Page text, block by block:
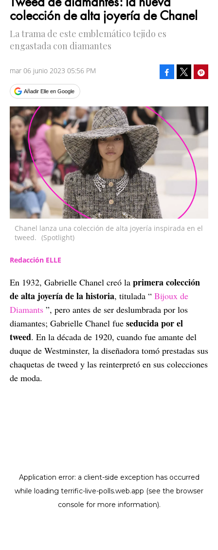
colección de alta joyería de Chanel
La trama de este emblemático tejido es
engastada con diamantes
mar 06 junio 2023 05:56 PM
Añadir Elle en Google
Facebook
Chanel lanza una colección de alta joyería inspirada en el
tweed. (Spotlight)
Redacción ELLE
En 1932, Gabrielle Chanel creó la primera colección
de alta joyería de la historia, titulada “ Bijoux de
Diamants ”, pero antes de ser deslumbrada por los
diamantes; Gabrielle Chanel fue seducida por el
tweed. En la década de 1920, cuando fue amante del
duque de Westminster, la diseñadora tomó prestadas sus
chaquetas de tweed y las reinterpretó en sus colecciones
de moda.